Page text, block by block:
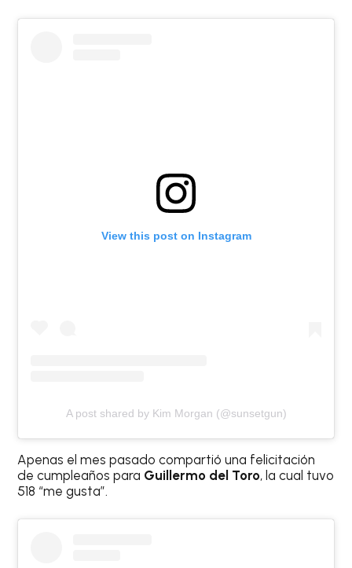
View this post on Instagram
A post shared by Kim Morgan (@sunsetgun)
Apenas el mes pasado compartió una felicitación
de cumpleaños para Guillermo del Toro, la cual tuvo
518 “me gusta”.